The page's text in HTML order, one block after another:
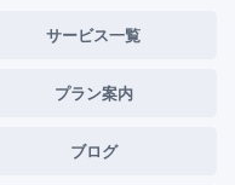
サービス一覧
プラン案内
ブログ